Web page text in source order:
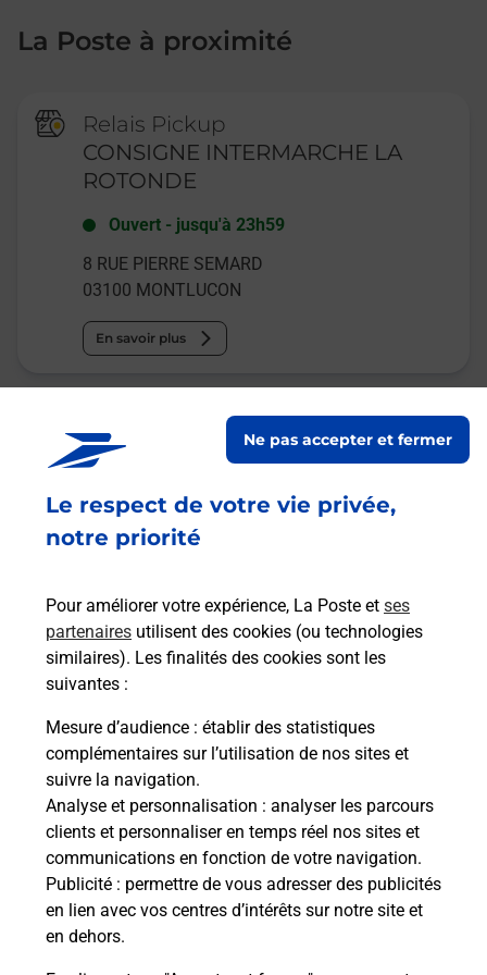
Le respect de votre vie privée,
notre priorité
Pour améliorer votre expérience, La Poste et ses
partenaires utilisent des cookies (ou technologies
similaires). Les finalités des cookies sont les
suivantes :
Mesure d’audience : établir des statistiques
complémentaires sur l’utilisation de nos sites et
suivre la navigation.
Analyse et personnalisation : analyser les parcours
clients et personnaliser en temps réel nos sites et
communications en fonction de votre navigation.
Publicité : permettre de vous adresser des publicités
en lien avec vos centres d’intérêts sur notre site et
en dehors.
Ne pas accepter et fermer
La Poste à proximité
Relais Pickup
CONSIGNE INTERMARCHE LA
ROTONDE
Ouvert - jusqu'à 23h59
8 RUE PIERRE SEMARD
03100 MONTLUCON
En savoir plus
Relais Pickup
CRIOS IT
Fermé- ouvre mardi à
09h00
69 BOULEVARD DE COURTAIS
En savoir plus
Malin !
La Poste
en ligne
Ouvert 24h/24
En savoir plus